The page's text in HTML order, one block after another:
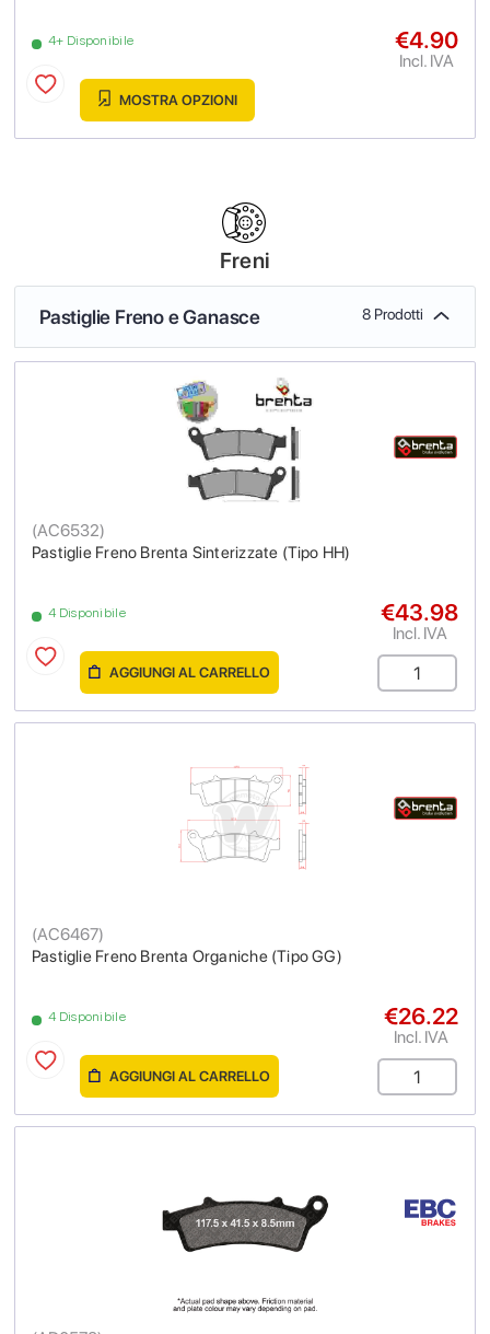
4+ Disponibile €4.90
Incl. IVA
MOSTRA OPZIONI
Freni
Pastiglie Freno e Ganasce 8 Prodotti
Pastiglie Freno Brenta Sinterizzate (Tipo HH)
(AC6532)
4 Disponibile €43.98
Incl. IVA
AGGIUNGI AL CARRELLO
Pastiglie Freno Brenta Organiche (Tipo GG)
(AC6467)
4 Disponibile €26.22
Incl. IVA
AGGIUNGI AL CARRELLO